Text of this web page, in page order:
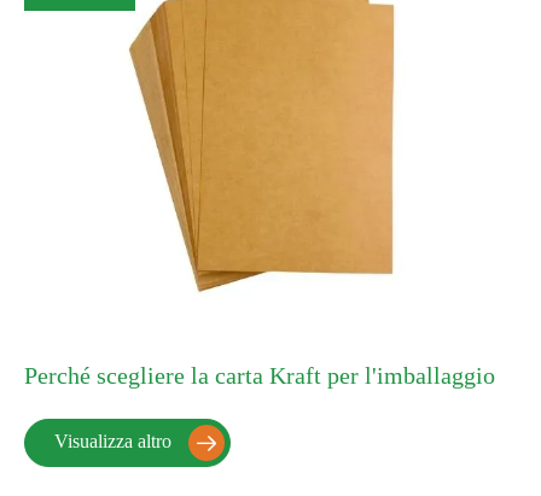
Perché scegliere la carta Kraft per l'imballaggio
Visualizza altro 